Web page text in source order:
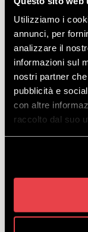
Utilizziamo i
annunci, per
analizzare il
informazioni sul
nostri partner
pubblicità e
con altre
raccolto dal suo
Link:
Wann:jeden Tag.
Für die Abholung
17:00.
Wo: Abfahrtsort der
Versicherungspolice
Falls Sie noch keine
Im Falle
Vorstellung) ist der
einem anderen
Auftragnehmer
höherer Gewalt,